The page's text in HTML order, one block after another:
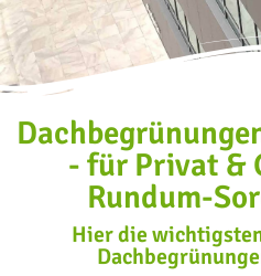
- für Privat &
Rundum-
Hier die